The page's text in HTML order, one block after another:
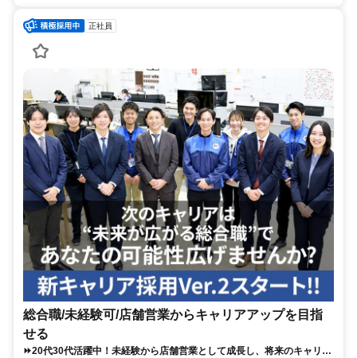
正社員
総合職/未経験可/店舗営業からキャリアアップを目指
せる
⏩️20代30代活躍中！未経験から店舗営業として成長し、将来のキャリア